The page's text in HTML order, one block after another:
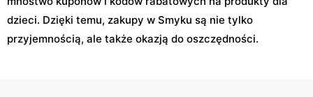
dzieci. Dzięki temu, zakupy w Smyku są nie tylko
przyjemnością, ale także okazją do oszczędności.